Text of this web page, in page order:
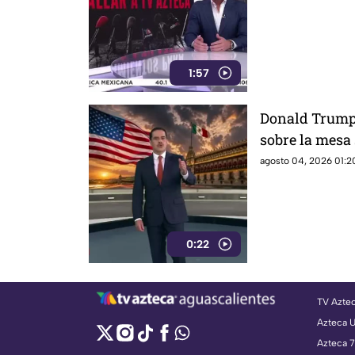
1:57
0:22
Donald
sobre la
Rubén Rocha
agosto 04, 2026
TV
Azteca
Azteca 7